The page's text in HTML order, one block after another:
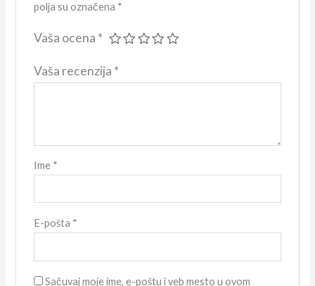
polja su označena *
Vaša ocena *
Vaša recenzija *
Ime *
E-pošta *
Sačuvaj moje ime, e-poštu i veb mesto u ovom